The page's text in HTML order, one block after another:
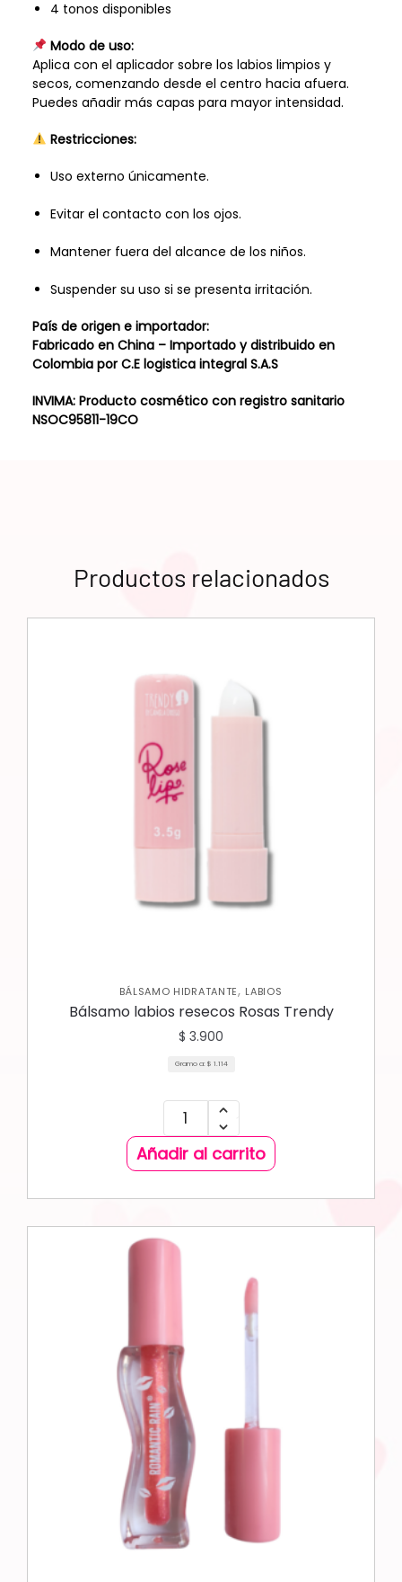
4 tonos disponibles
Modo de uso:
Aplica con el aplicador sobre los labios limpios y
secos, comenzando desde el centro hacia afuera.
Puedes añadir más capas para mayor intensidad.
Restricciones:
Uso externo únicamente.
Evitar el contacto con los ojos.
Mantener fuera del alcance de los niños.
Suspender su uso si se presenta irritación.
País de origen e importador:
Fabricado en China – Importado y distribuido en
Colombia por C.E logistica integral S.A.S
INVIMA: Producto cosmético con registro sanitario
NSOC95811-19CO
Productos relacionados
BÁLSAMO HIDRATANTE, LABIOS
Bálsamo labios resecos Rosas Trendy
$ 3.900
Gramo a: $ 1.114
Añadir al carrito